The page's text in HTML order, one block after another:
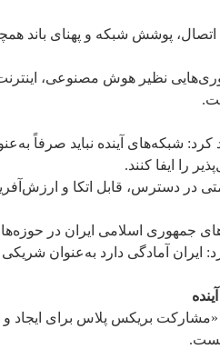
پوشش شبکه و پهنای باند
نظیر هوش مصنوعی،
شبکه‌های آینده نباید صرفاً
را ایفا کنند.
در دسترس، قابل اتکا و
جمهوری اسلامی ایران در
آمادگی دارد به‌عنوان
بریکس پلاس برای ایجاد